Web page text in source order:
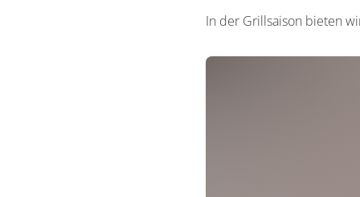
In der Grillsaison bieten